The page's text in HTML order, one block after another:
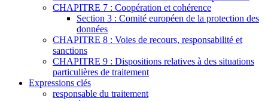
CHAPITRE 7 : Coopération et cohérence
Section 3 : Comité européen de la protection des
données
CHAPITRE 8 : Voies de recours, responsabilité et
sanctions
CHAPITRE 9 : Dispositions relatives à des situations
particulières de traitement
Expressions clés
responsable du traitement